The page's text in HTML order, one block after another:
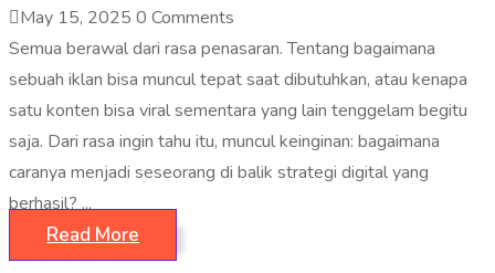
May 15, 2025 0 Comments
Semua berawal dari rasa penasaran. Tentang bagaimana
sebuah iklan bisa muncul tepat saat dibutuhkan, atau kenapa
satu konten bisa viral sementara yang lain tenggelam begitu
saja. Dari rasa ingin tahu itu, muncul keinginan: bagaimana
caranya menjadi seseorang di balik strategi digital yang
berhasil? ...
Read More